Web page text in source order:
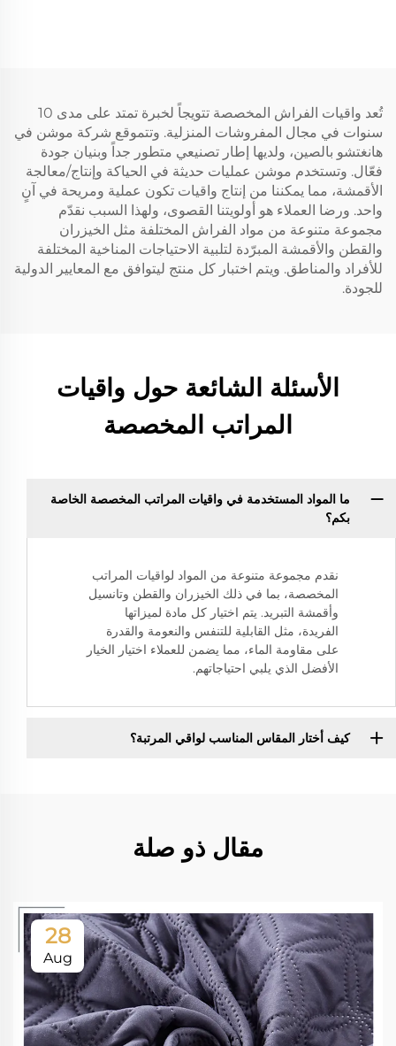
تُعد واقيات الفراش المخصصة تتويجاً لخبرة تمتد على مدى 10
سنوات في مجال المفروشات المنزلية. وتتموقع شركة موشن في
هانغتشو بالصين، ولديها إطار تصنيعي متطور جداً وبنيان جودة
فعّال. وتستخدم موشن عمليات حديثة في الحياكة وإنتاج/معالجة
الأقمشة، مما يمكننا من إنتاج واقيات تكون عملية ومريحة في آنٍ
واحد. ورضا العملاء هو أولويتنا القصوى، ولهذا السبب نقدّم
مجموعة متنوعة من مواد الفراش المختلفة مثل الخيزران
والقطن والأقمشة المبرّدة لتلبية الاحتياجات المناخية المختلفة
للأفراد والمناطق. ويتم اختبار كل منتج ليتوافق مع المعايير الدولية
للجودة.
الأسئلة الشائعة حول واقيات
المراتب المخصصة
ما المواد المستخدمة في واقيات المراتب المخصصة الخاصة
بكم؟
نقدم مجموعة متنوعة من المواد لواقيات المراتب
المخصصة، بما في ذلك الخيزران والقطن وتانسيل
وأقمشة التبريد. يتم اختيار كل مادة لميزاتها
الفريدة، مثل القابلية للتنفس والنعومة والقدرة
على مقاومة الماء، مما يضمن للعملاء اختيار الخيار
الأفضل الذي يلبي احتياجاتهم.
كيف أختار المقاس المناسب لواقي المرتبة؟
مقال ذو صلة
28
Aug